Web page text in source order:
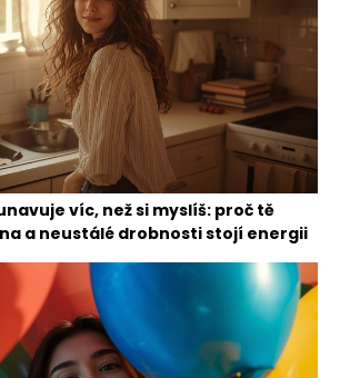
víc, než si myslíš: proč tě
a neustálé drobnosti stojí energii